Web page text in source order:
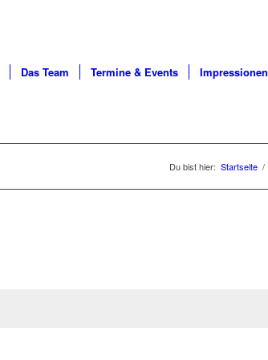
Das Team Termine & Events Impressionen
Du bist hier: Startseite /